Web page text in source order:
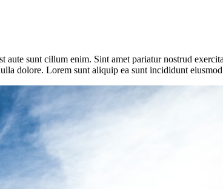
aute sunt cillum enim. Sint amet pariatur nostrud
dolore. Lorem sunt aliquip ea sunt incididunt